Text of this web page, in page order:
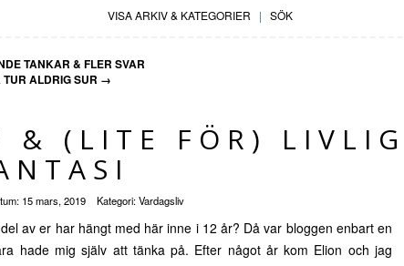
VISA ARKIV & KATEGORIER | SÖK
TANKAR & FLER SVAR
TUR ALDRIG SUR →
& (LITE FÖR)
15 mars, 2019 Kategori:Vardagsliv
av er har hängt med här inne i 12 år? Då var bloggen enbart en
hade mig själv att tänka på. Efter något år kom Elion och jag